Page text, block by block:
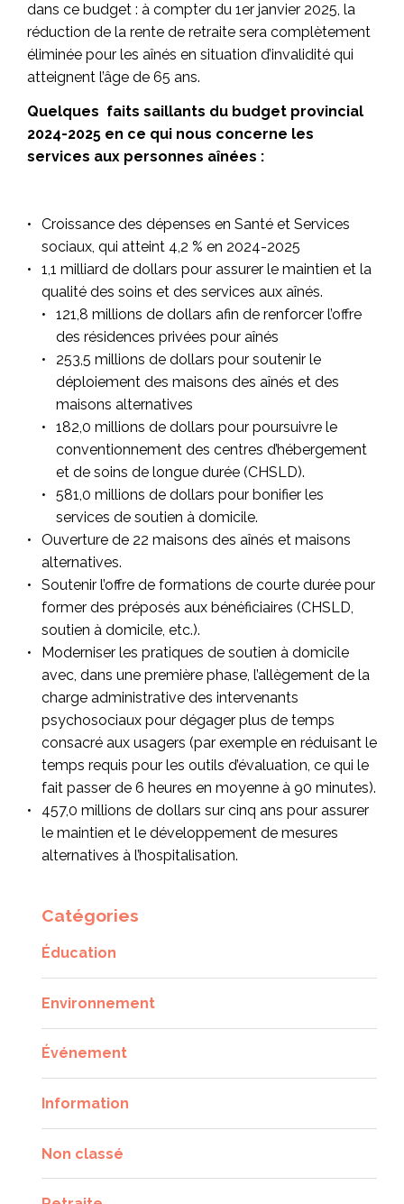
dans ce budget : à compter du 1er janvier 2025, la
réduction de la rente de retraite sera complètement
éliminée pour les aînés en situation d’invalidité qui
atteignent l’âge de 65 ans.
Quelques faits saillants du budget provincial
2024-2025 en ce qui nous concerne les
services aux personnes aînées :
Croissance des dépenses en Santé et Services
sociaux, qui atteint 4,2 % en 2024-2025
1,1 milliard de dollars pour assurer le maintien et la
qualité des soins et des services aux aînés.
121,8 millions de dollars afin de renforcer l’offre
des résidences privées pour aînés
253,5 millions de dollars pour soutenir le
déploiement des maisons des aînés et des
maisons alternatives
182,0 millions de dollars pour poursuivre le
conventionnement des centres d’hébergement
et de soins de longue durée (CHSLD).
581,0 millions de dollars pour bonifier les
services de soutien à domicile.
Ouverture de 22 maisons des aînés et maisons
alternatives.
Soutenir l’offre de formations de courte durée pour
former des préposés aux bénéficiaires (CHSLD,
soutien à domicile, etc.).
Moderniser les pratiques de soutien à domicile
avec, dans une première phase, l’allègement de la
charge administrative des intervenants
psychosociaux pour dégager plus de temps
consacré aux usagers (par exemple en réduisant le
temps requis pour les outils d’évaluation, ce qui le
fait passer de 6 heures en moyenne à 90 minutes).
457,0 millions de dollars sur cinq ans pour assurer
le maintien et le développement de mesures
alternatives à l’hospitalisation.
Catégories
Éducation
Environnement
Événement
Information
Non classé